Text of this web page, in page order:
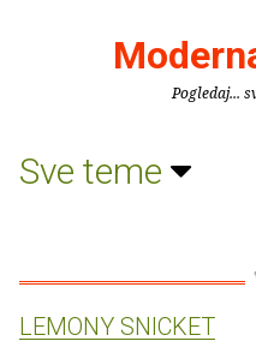
Pogledaj...
Sve teme
LEMONY SNICKET